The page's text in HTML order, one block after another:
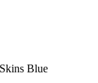
Blue